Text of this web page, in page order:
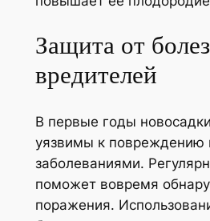
Защита от
вредителей
В первые годы
уязвимы к повреждению
заболеваниями.
поможет вовремя
поражения.